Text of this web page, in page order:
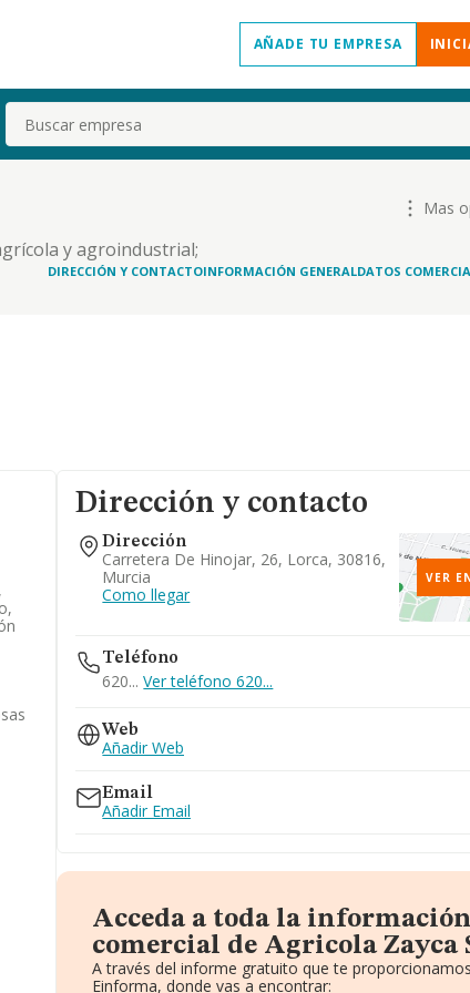
AÑADE TU EMPRESA
Buscar
y agroindustrial;
Mas
DIRECCIÓN Y CONTACTOINFORMACIÓN GENERALDATOS
Dirección y contacto
Dirección
Carretera De Hinojar, 26, Lorca, 30816,
Murcia
Como llegar
VER
Teléfono
620...Ver teléfono 620...
Web
Añadir Web
Email
Añadir Email
Acceda a toda la información
comercial de Agricola Zayca
A través del informe gratuito que te
Einforma, donde vas a encontrar: